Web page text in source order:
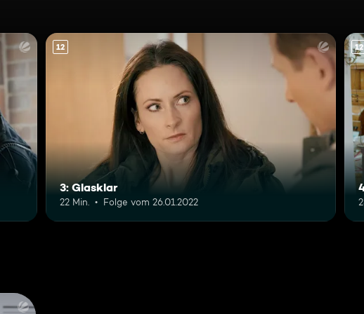
12
3: Glasklar
22 Min. Folge vom 26.01.2022
12